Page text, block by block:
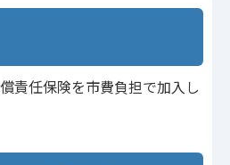
責任保険を市費負担で加入し